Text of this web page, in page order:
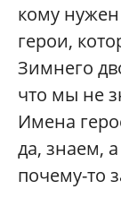
кому нужен
герои,
Зимнего
что мы не
Имена
да, знаем,
почему-то